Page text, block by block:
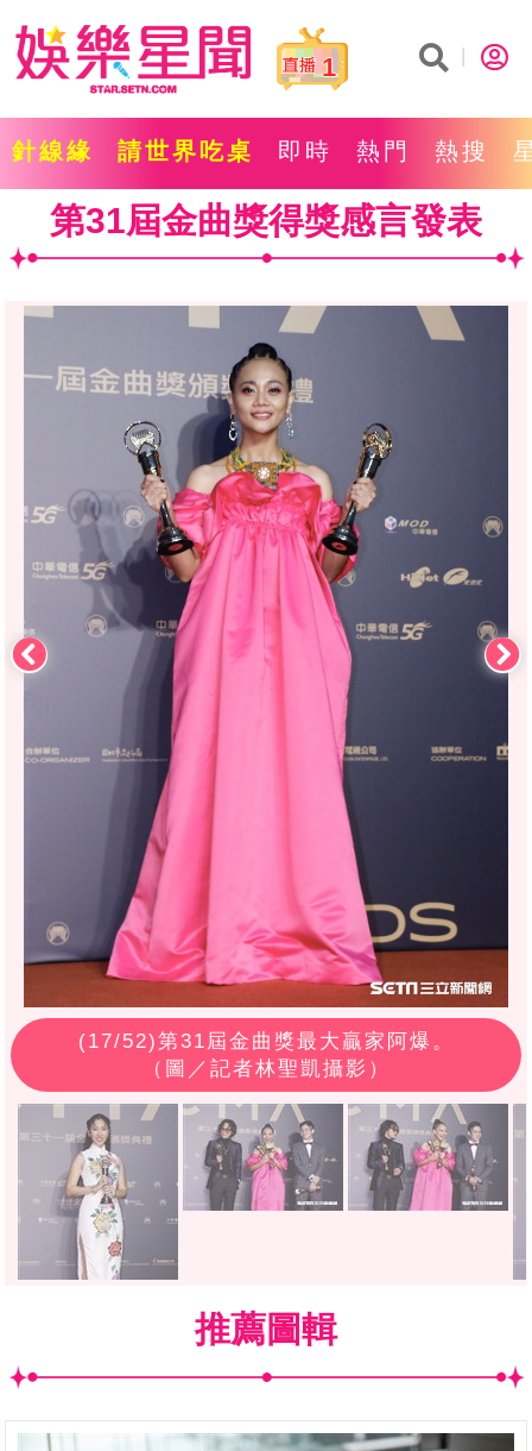
1
針線緣 請世界吃桌 即時 熱門 熱搜
第31屆金曲獎得獎感言發表
(17/52)第31屆金曲獎最大贏家阿爆。
（圖／記者林聖凱攝影）
推薦圖輯